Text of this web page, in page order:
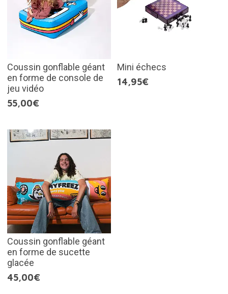
Coussin gonflable géant
en forme de console de
jeu vidéo
55,00€
Mini échecs
14,95€
Coussin gonflable géant
en forme de sucette
glacée
45,00€